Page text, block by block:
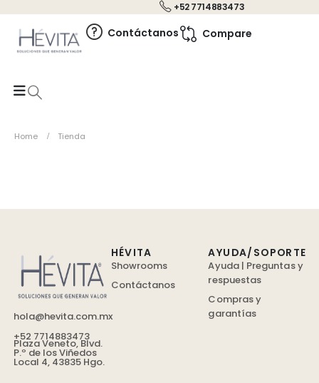
+52 7714883473
Contáctanos Compare
Home Tienda
hola@hevita.com.mx
+52 7714883473
Plaza Veneto, Blvd.
P.º de los Viñedos
Local 4, 43835 Hgo.
HÉVITA
Showrooms
Contáctanos
AYUDA/SOPORTE
Ayuda | Preguntas y
respuestas
Compras y
garantías